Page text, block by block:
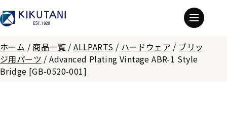
ホーム / 商品一覧 /ALLPARTS / ハードウェア / ブリッ
ジ用パーツ /Advanced Plating Vintage ABR-1 Style
Bridge [GB-0520-001]